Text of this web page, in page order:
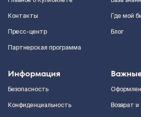
Контакты
Пресс-центр
Партнерская программа
Где мой
Блог
Информация
Безопасность
Конфиденциальность
Возврат